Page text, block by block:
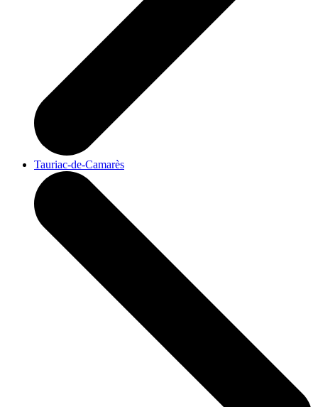
Tauriac-de-Camarès